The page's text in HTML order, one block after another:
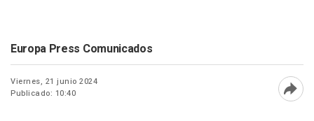
Europa Press Comunicados
Viernes, 21 junio 2024
Publicado: 10:40